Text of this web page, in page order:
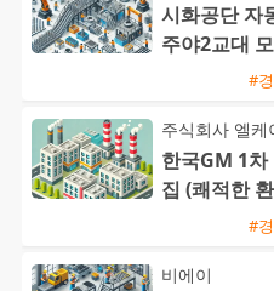
시화공단 자
주야2교대
직 전환 가능)
#
주식회사 엘케
한국GM 1
집 (쾌적한
#
비에이